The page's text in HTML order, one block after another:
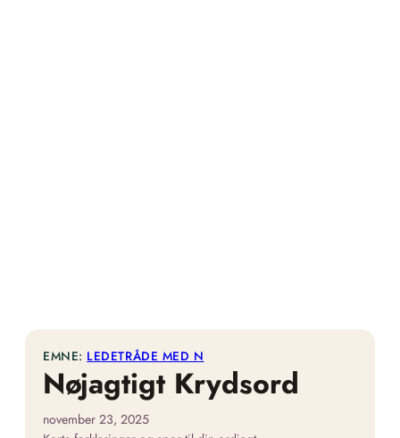
EMNE: LEDETRÅDE MED N
Nøjagtigt Krydsord
november 23, 2025